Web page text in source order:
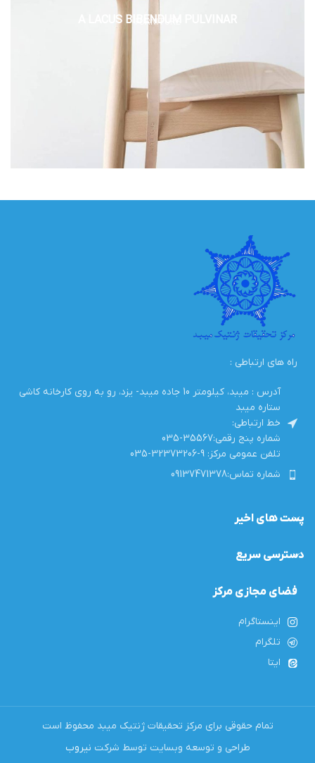
FURNITURE
A LACUS BIBENDUM PULVINAR
راه های ارتباطی :
آدرس : میبد، کیلومتر 10 جاده میبد- یزد، رو به روی کارخانه کاشی
ستاره میبد
خط ارتباطی:
شماره پنج رقمی:35567-035
تلفن عمومی مرکز: 9-32373206-035
شماره تماس:09137471378
پست های اخیر
دسترسی سریع
فضای مجازی مرکز
اینستاگرام
تلگرام
ایتا
تمام حقوقی برای مرکز تحقیقات ژنتیک میبد محفوظ است
طراحی و توسعه وبسایت توسط شرکت نیروب